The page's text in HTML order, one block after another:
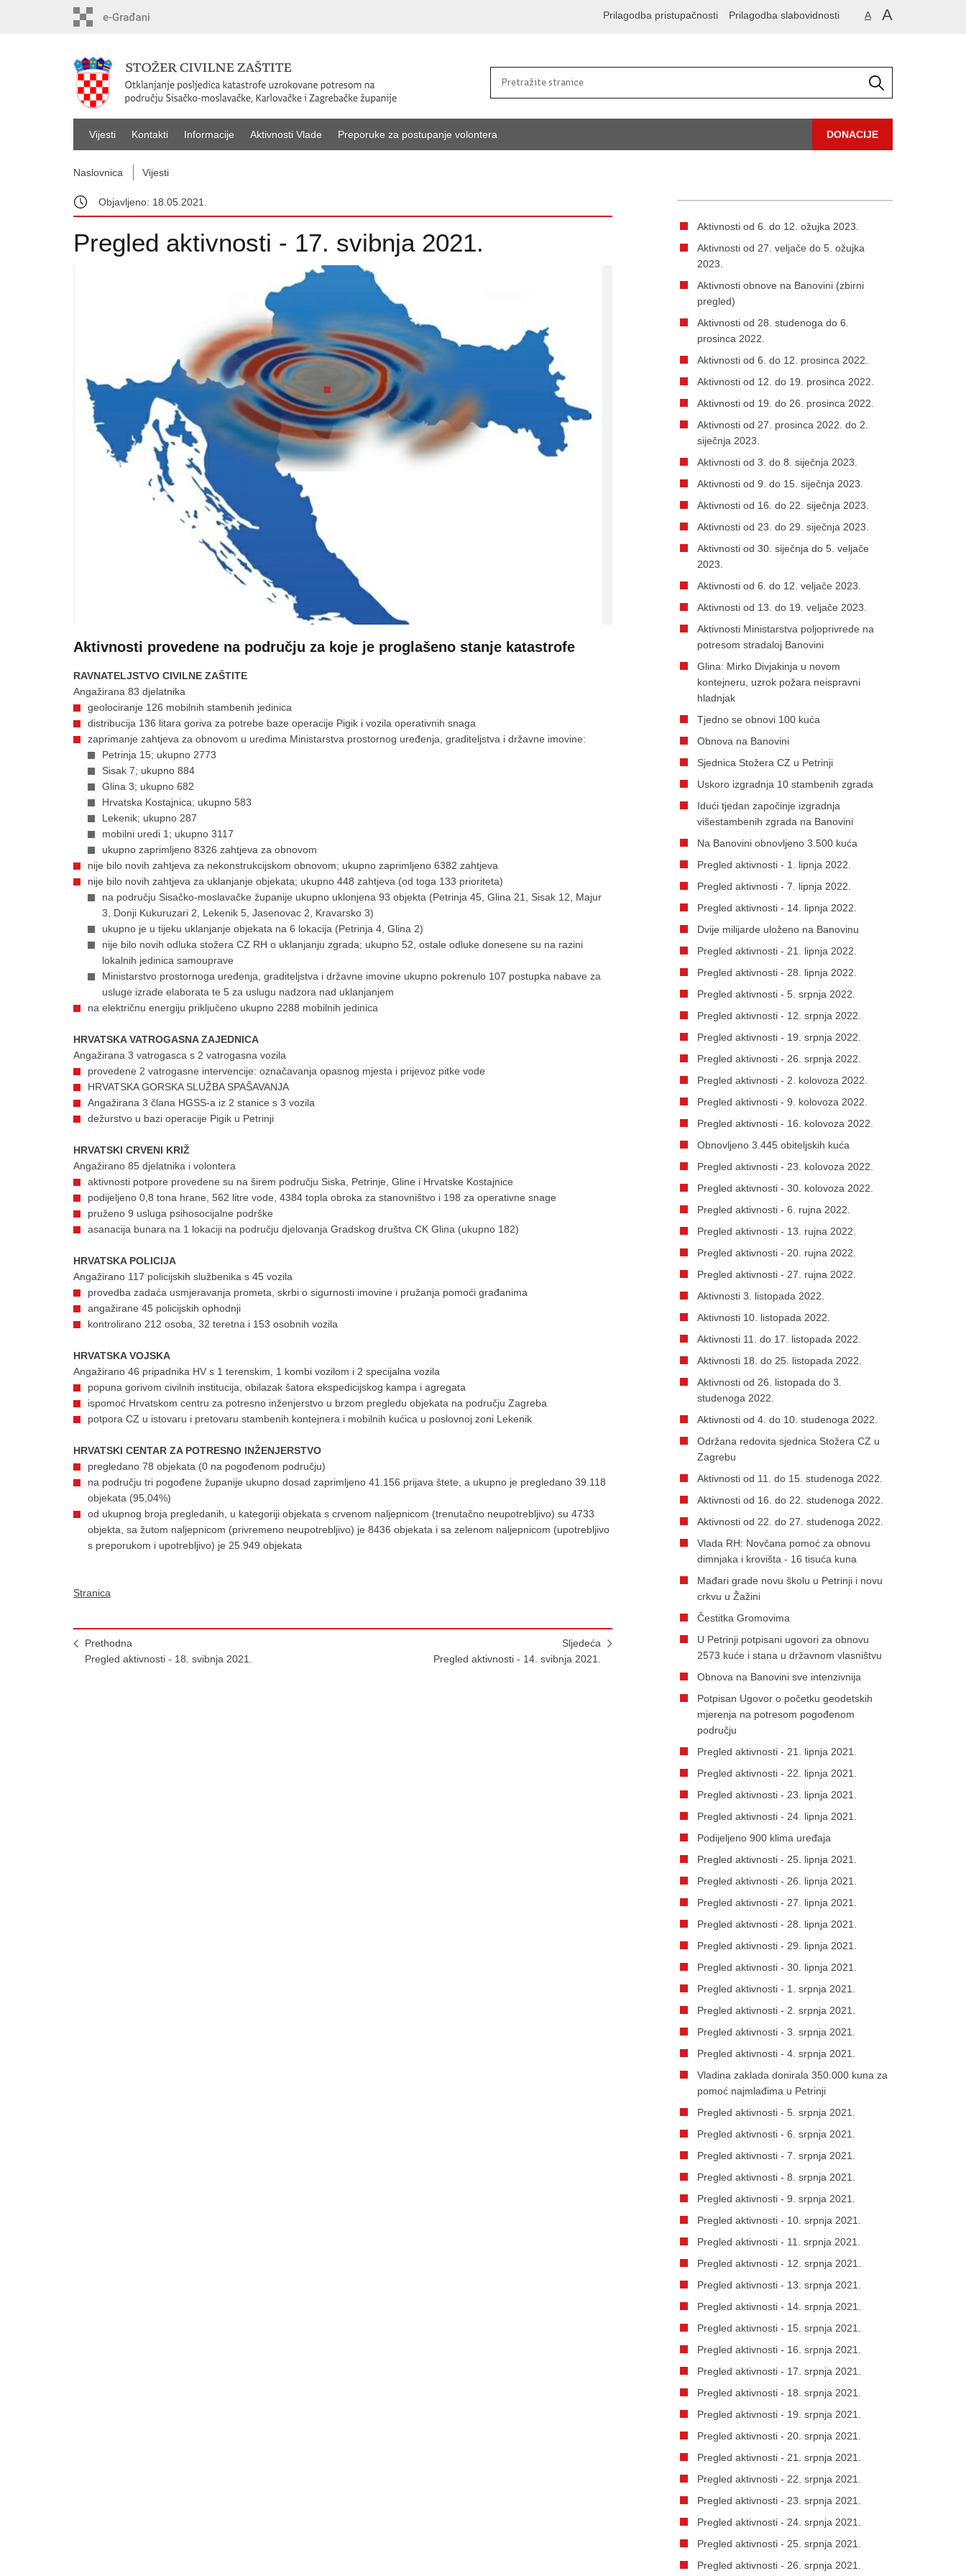
A A
Prilagodba pristupačnosti Prilagodba slabovidnosti
Vijesti Kontakti Informacije Aktivnosti Vlade Preporuke za postupanje volontera DONACIJE
Naslovnica Vijesti
Objavljeno: 18.05.2021.
Pregled aktivnosti - 17. svibnja 2021.
Aktivnosti provedene na području za koje je proglašeno stanje katastrofe
RAVNATELJSTVO CIVILNE ZAŠTITE
Angažirana 83 djelatnika
geolociranje 126 mobilnih stambenih jedinica
distribucija 136 litara goriva za potrebe baze operacije Pigik i vozila operativnih snaga
zaprimanje zahtjeva za obnovom u uredima Ministarstva prostornog uređenja, graditeljstva i državne imovine:
Petrinja 15; ukupno 2773
Sisak 7; ukupno 884
Glina 3; ukupno 682
Hrvatska Kostajnica; ukupno 583
Lekenik; ukupno 287
mobilni uredi 1; ukupno 3117
ukupno zaprimljeno 8326 zahtjeva za obnovom
nije bilo novih zahtjeva za nekonstrukcijskom obnovom; ukupno zaprimljeno 6382 zahtjeva
nije bilo novih zahtjeva za uklanjanje objekata; ukupno 448 zahtjeva (od toga 133 prioriteta)
na području Sisačko-moslavačke županije ukupno uklonjena 93 objekta (Petrinja 45, Glina 21, Sisak 12, Majur
3, Donji Kukuruzari 2, Lekenik 5, Jasenovac 2, Kravarsko 3)
ukupno je u tijeku uklanjanje objekata na 6 lokacija (Petrinja 4, Glina 2)
nije bilo novih odluka stožera CZ RH o uklanjanju zgrada; ukupno 52, ostale odluke donesene su na razini
lokalnih jedinica samouprave
Ministarstvo prostornoga uređenja, graditeljstva i državne imovine ukupno pokrenulo 107 postupka nabave za
usluge izrade elaborata te 5 za uslugu nadzora nad uklanjanjem
na električnu energiju priključeno ukupno 2288 mobilnih jedinica
HRVATSKA VATROGASNA ZAJEDNICA
Angažirana 3 vatrogasca s 2 vatrogasna vozila
provedene 2 vatrogasne intervencije: označavanja opasnog mjesta i prijevoz pitke vode
HRVATSKA GORSKA SLUŽBA SPAŠAVANJA
Angažirana 3 člana HGSS-a iz 2 stanice s 3 vozila
dežurstvo u bazi operacije Pigik u Petrinji
HRVATSKI CRVENI KRIŽ
Angažirano 85 djelatnika i volontera
aktivnosti potpore provedene su na širem području Siska, Petrinje, Gline i Hrvatske Kostajnice
podijeljeno 0,8 tona hrane, 562 litre vode, 4384 topla obroka za stanovništvo i 198 za operativne snage
pruženo 9 usluga psihosocijalne podrške
asanacija bunara na 1 lokaciji na području djelovanja Gradskog društva CK Glina (ukupno 182)
HRVATSKA POLICIJA
Angažirano 117 policijskih službenika s 45 vozila
provedba zadaća usmjeravanja prometa, skrbi o sigurnosti imovine i pružanja pomoći građanima
angažirane 45 policijskih ophodnji
kontrolirano 212 osoba, 32 teretna i 153 osobnih vozila
HRVATSKA VOJSKA
Angažirano 46 pripadnika HV s 1 terenskim, 1 kombi vozilom i 2 specijalna vozila
popuna gorivom civilnih institucija, obilazak šatora ekspedicijskog kampa i agregata
ispomoć Hrvatskom centru za potresno inženjerstvo u brzom pregledu objekata na području Zagreba
potpora CZ u istovaru i pretovaru stambenih kontejnera i mobilnih kućica u poslovnoj zoni Lekenik
HRVATSKI CENTAR ZA POTRESNO INŽENJERSTVO
pregledano 78 objekata (0 na pogođenom području)
na području tri pogođene županije ukupno dosad zaprimljeno 41.156 prijava štete, a ukupno je pregledano 39.118
objekata (95,04%)
od ukupnog broja pregledanih, u kategoriji objekata s crvenom naljepnicom (trenutačno neupotrebljivo) su 4733
objekta, sa žutom naljepnicom (privremeno neupotrebljivo) je 8436 objekata i sa zelenom naljepnicom (upotrebljivo
s preporukom i upotrebljivo) je 25.949 objekata
Stranica
Prethodna
Pregled aktivnosti - 18. svibnja 2021.
Sljedeća
Pregled aktivnosti - 14. svibnja 2021.
Aktivnosti od 6. do 12. ožujka 2023.
Aktivnosti od 27. veljače do 5. ožujka
2023.
Aktivnosti obnove na Banovini (zbirni
pregled)
Aktivnosti od 28. studenoga do 6.
prosinca 2022.
Aktivnosti od 6. do 12. prosinca 2022.
Aktivnosti od 12. do 19. prosinca 2022.
Aktivnosti od 19. do 26. prosinca 2022.
Aktivnosti od 27. prosinca 2022. do 2.
siječnja 2023.
Aktivnosti od 3. do 8. siječnja 2023.
Aktivnosti od 9. do 15. siječnja 2023.
Aktivnosti od 16. do 22. siječnja 2023.
Aktivnosti od 23. do 29. siječnja 2023.
Aktivnosti od 30. siječnja do 5. veljače
2023.
Aktivnosti od 6. do 12. veljače 2023.
Aktivnosti od 13. do 19. veljače 2023.
Aktivnosti Ministarstva poljoprivrede na
potresom stradaloj Banovini
Glina: Mirko Divjakinja u novom
kontejneru, uzrok požara neispravni
hladnjak
Tjedno se obnovi 100 kuća
Obnova na Banovini
Sjednica Stožera CZ u Petrinji
Uskoro izgradnja 10 stambenih zgrada
Idući tjedan započinje izgradnja
višestambenih zgrada na Banovini
Na Banovini obnovljeno 3.500 kuća
Pregled aktivnosti - 1. lipnja 2022.
Pregled aktivnosti - 7. lipnja 2022.
Pregled aktivnosti - 14. lipnja 2022.
Dvije milijarde uloženo na Banovinu
Pregled aktivnosti - 21. lipnja 2022.
Pregled aktivnosti - 28. lipnja 2022.
Pregled aktivnosti - 5. srpnja 2022.
Pregled aktivnosti - 12. srpnja 2022.
Pregled aktivnosti - 19. srpnja 2022.
Pregled aktivnosti - 26. srpnja 2022.
Pregled aktivnosti - 2. kolovoza 2022.
Pregled aktivnosti - 9. kolovoza 2022.
Pregled aktivnosti - 16. kolovoza 2022.
Obnovljeno 3.445 obiteljskih kuća
Pregled aktivnosti - 23. kolovoza 2022.
Pregled aktivnosti - 30. kolovoza 2022.
Pregled aktivnosti - 6. rujna 2022.
Pregled aktivnosti - 13. rujna 2022.
Pregled aktivnosti - 20. rujna 2022.
Pregled aktivnosti - 27. rujna 2022.
Aktivnosti 3. listopada 2022.
Aktivnosti 10. listopada 2022.
Aktivnosti 11. do 17. listopada 2022.
Aktivnosti 18. do 25. listopada 2022.
Aktivnosti od 26. listopada do 3.
studenoga 2022.
Aktivnosti od 4. do 10. studenoga 2022.
Održana redovita sjednica Stožera CZ u
Zagrebu
Aktivnosti od 11. do 15. studenoga 2022.
Aktivnosti od 16. do 22. studenoga 2022.
Aktivnosti od 22. do 27. studenoga 2022.
Vlada RH: Novčana pomoć za obnovu
dimnjaka i krovišta - 16 tisuća kuna
Mađari grade novu školu u Petrinji i novu
crkvu u Žažini
Čestitka Gromovima
U Petrinji potpisani ugovori za obnovu
2573 kuće i stana u državnom vlasništvu
Obnova na Banovini sve intenzivnija
Potpisan Ugovor o početku geodetskih
mjerenja na potresom pogođenom
području
Pregled aktivnosti - 21. lipnja 2021.
Pregled aktivnosti - 22. lipnja 2021.
Pregled aktivnosti - 23. lipnja 2021.
Pregled aktivnosti - 24. lipnja 2021.
Podijeljeno 900 klima uređaja
Pregled aktivnosti - 25. lipnja 2021.
Pregled aktivnosti - 26. lipnja 2021.
Pregled aktivnosti - 27. lipnja 2021.
Pregled aktivnosti - 28. lipnja 2021.
Pregled aktivnosti - 29. lipnja 2021.
Pregled aktivnosti - 30. lipnja 2021.
Pregled aktivnosti - 1. srpnja 2021.
Pregled aktivnosti - 2. srpnja 2021.
Pregled aktivnosti - 3. srpnja 2021.
Pregled aktivnosti - 4. srpnja 2021.
Vladina zaklada donirala 350.000 kuna za
pomoć najmlađima u Petrinji
Pregled aktivnosti - 5. srpnja 2021.
Pregled aktivnosti - 6. srpnja 2021.
Pregled aktivnosti - 7. srpnja 2021.
Pregled aktivnosti - 8. srpnja 2021.
Pregled aktivnosti - 9. srpnja 2021.
Pregled aktivnosti - 10. srpnja 2021.
Pregled aktivnosti - 11. srpnja 2021.
Pregled aktivnosti - 12. srpnja 2021.
Pregled aktivnosti - 13. srpnja 2021.
Pregled aktivnosti - 14. srpnja 2021.
Pregled aktivnosti - 15. srpnja 2021.
Pregled aktivnosti - 16. srpnja 2021.
Pregled aktivnosti - 17. srpnja 2021.
Pregled aktivnosti - 18. srpnja 2021.
Pregled aktivnosti - 19. srpnja 2021.
Pregled aktivnosti - 20. srpnja 2021.
Pregled aktivnosti - 21. srpnja 2021.
Pregled aktivnosti - 22. srpnja 2021.
Pregled aktivnosti - 23. srpnja 2021.
Pregled aktivnosti - 24. srpnja 2021.
Pregled aktivnosti - 25. srpnja 2021.
Pregled aktivnosti - 26. srpnja 2021.